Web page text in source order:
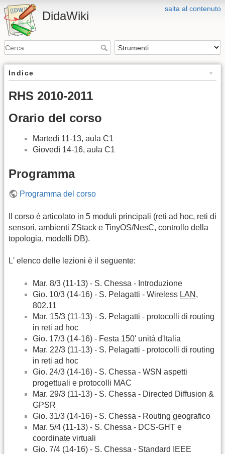
salta al contenuto
DidaWiki
Indice
RHS 2010-2011
Orario del corso
Martedì 11-13, aula C1
Giovedì 14-16, aula C1
Programma
Programma del corso
Il corso è articolato in 5 moduli principali (reti ad hoc, reti di
sensori, ambienti ZStack e TinyOS/NesC, controllo della
topologia, modelli DB).
L' elenco delle lezioni è il seguente:
Mar. 8/3 (11-13) - S. Chessa - Introduzione
Gio. 10/3 (14-16) - S. Pelagatti - Wireless LAN ,
802.11
Mar. 15/3 (11-13) - S. Pelagatti - protocolli di routing
in reti ad hoc
Gio. 17/3 (14-16) - Festa 150' unità d'Italia
Mar. 22/3 (11-13) - S. Pelagatti - protocolli di routing
in reti ad hoc
Gio. 24/3 (14-16) - S. Chessa - WSN aspetti
progettuali e protocolli MAC
Mar. 29/3 (11-13) - S. Chessa - Directed Diffusion &
GPSR
Gio. 31/3 (14-16) - S. Chessa - Routing geografico
Mar. 5/4 (11-13) - S. Chessa - DCS-GHT e
coordinate virtuali
Gio. 7/4 (14-16) - S. Chessa - Standard IEEE